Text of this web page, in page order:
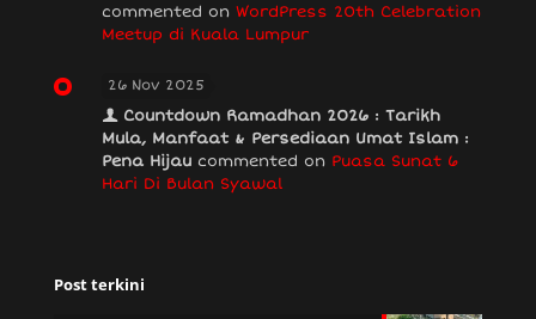
commented on WordPress 20th Celebration
Meetup di Kuala Lumpur
26 Nov 2025
Countdown Ramadhan 2026 : Tarikh
Mula, Manfaat & Persediaan Umat Islam :
Pena Hijau commented on Puasa Sunat 6
Hari Di Bulan Syawal
Post terkini